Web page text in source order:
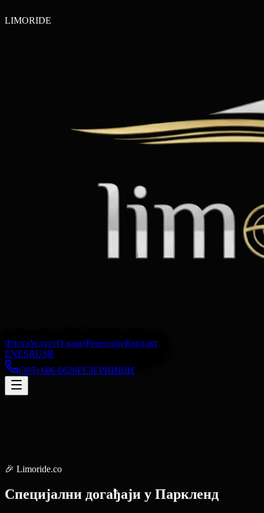
LIMORIDE
ФлотаУслугеО намаРецензијеКонтакт
ENESRUSR
(305) 606-0626РЕЗЕРВИШИ
🎉 Limoride.co
Специјални догађаји у Паркленд